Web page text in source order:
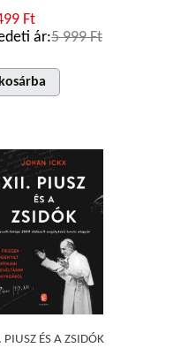
Ft
ár:5 999 Ft
kosárba
PIUSZ ÉS A ZSIDÓK